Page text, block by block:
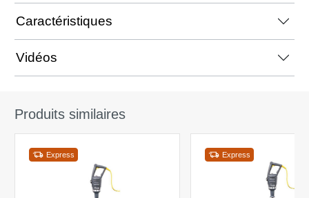
Caractéristiques
Vidéos
Produits similaires
Express Express